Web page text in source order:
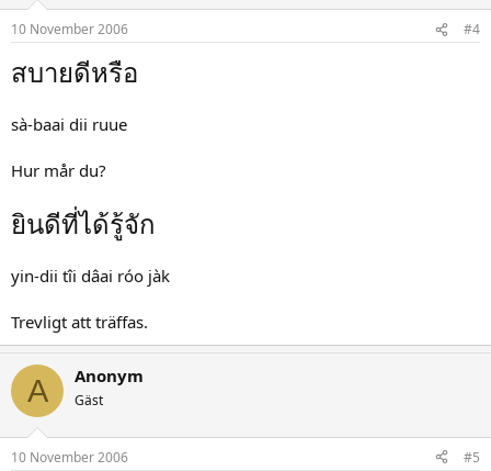
10 November 2006 #4
สบายดีหรือ
sà-baai dii ruue
Hur mår du?
ยินดีที่ได้รู้จัก
yin-dii tîi dâai róo jàk
Trevligt att träffas.
A Anonym
Gäst
10 November 2006 #5